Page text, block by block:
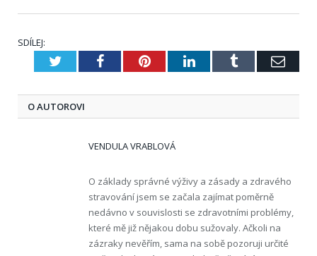
SDÍLEJ:
TwitterFacebookPinterestLinkedInTumblr E-
O AUTOROVI
VENDULA VRABLOVÁ
O základy správné výživy a zásady a zdravého
stravování jsem se začala zajímat poměrně
nedávno v souvislosti se zdravotními problémy,
které mě již nějakou dobu sužovaly. Ačkoli na
zázraky nevěřím, sama na sobě pozoruji určité